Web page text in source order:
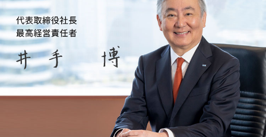
米州 (English)
アジア大洋州 (English)
その他